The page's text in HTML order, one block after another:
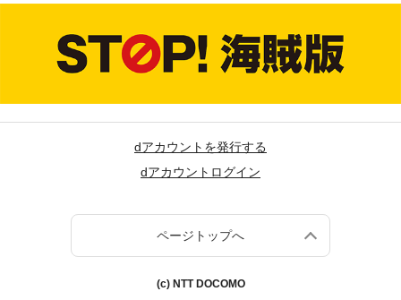
dアカウントを発行する
dアカウントログイン
ページトップへ
(c) NTT DOCOMO